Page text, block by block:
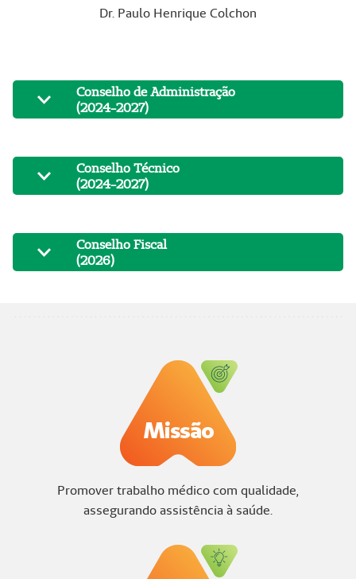
Dr. Paulo Henrique Colchon
Conselho de Administração
(2024-2027)
Conselho Técnico
(2024-2027)
Conselho Fiscal
(2026)
Promover trabalho médico com qualidade,
assegurando assistência à saúde.